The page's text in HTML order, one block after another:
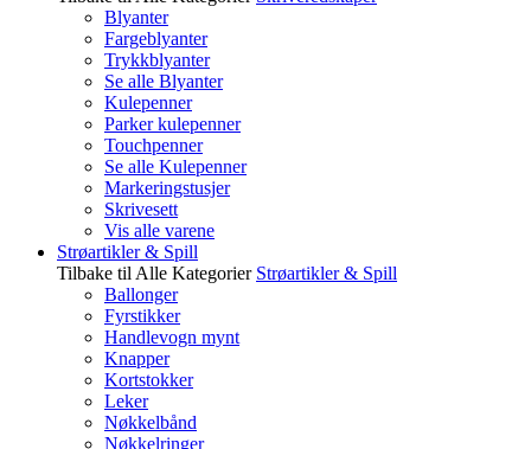
Blyanter
Fargeblyanter
Trykkblyanter
Se alle Blyanter
Kulepenner
Parker kulepenner
Touchpenner
Se alle Kulepenner
Markeringstusjer
Skrivesett
Vis alle varene
Strøartikler & Spill
Tilbake til Alle Kategorier Strøartikler & Spill
Ballonger
Fyrstikker
Handlevogn mynt
Knapper
Kortstokker
Leker
Nøkkelbånd
Nøkkelringer